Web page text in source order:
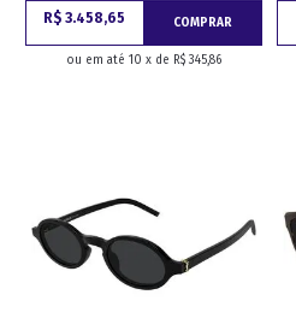
R$ 3.458,65 COMPRAR
ou em até 10 x de R$ 345,86